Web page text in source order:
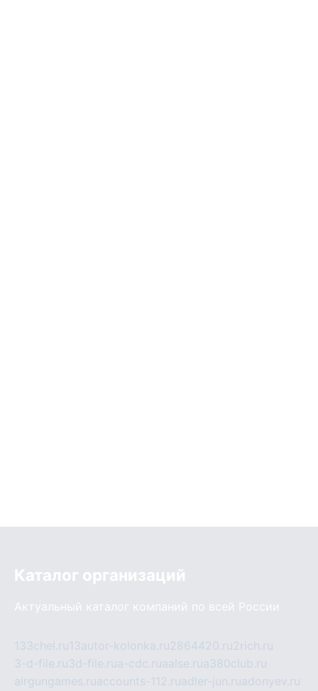
Каталог организаций
Актуальный каталог компаний по всей России
133chel.ru13autor-kolonka.ru2864420.ru2rich.ru
3-d-file.ru3d-file.rua-cdc.ruaalse.rua380club.ru
airgungames.ruaccounts-112.ruadler-jun.ruadonyev.ru